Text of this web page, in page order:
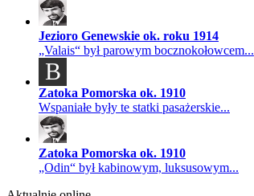
Jezioro Genewskie ok. roku 1914
„Valais“ był parowym bocznokołowcem...
B
Zatoka Pomorska ok. 1910
Wspaniałe były te statki pasażerskie...
Zatoka Pomorska ok. 1910
„Odin“ był kabinowym, luksusowym...